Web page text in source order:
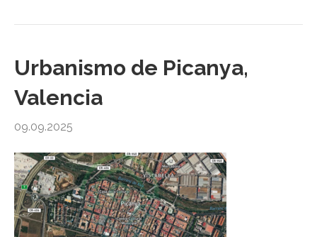
Urbanismo de Picanya,
Valencia
09.09.2025